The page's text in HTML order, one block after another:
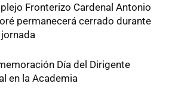
Fronterizo Cardenal Antonio
permanecerá cerrado durante
Día del Dirigente
en la Academia